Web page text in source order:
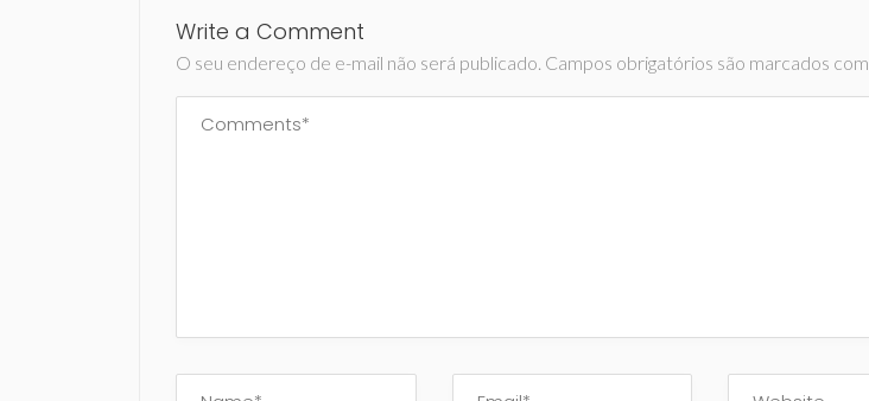
Write a Comment
O seu endereço de e-mail não será publicado. Campos obrigatórios são marcados com